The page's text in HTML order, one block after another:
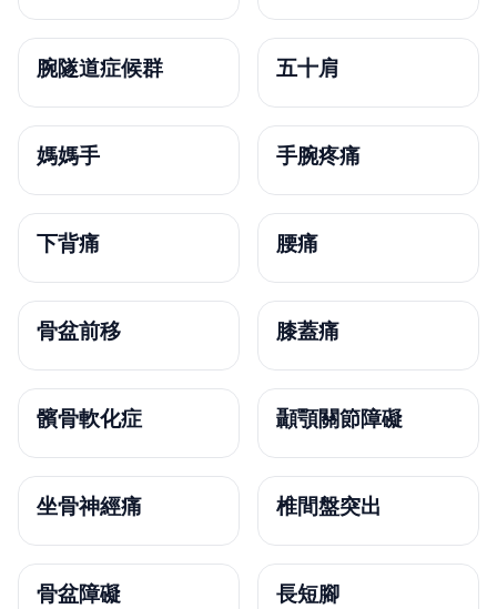
腕隧道症候群 五十肩
媽媽手 手腕疼痛
下背痛 腰痛
骨盆前移 膝蓋痛
髕骨軟化症 顳顎關節障礙
坐骨神經痛 椎間盤突出
骨盆障礙 長短腳